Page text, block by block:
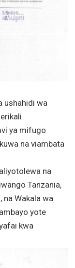
ushahidi wa
ya mifugo
na viambata
na
Tanzania,
na Wakala wa
yote
kwa